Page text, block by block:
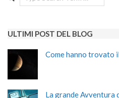
ULTIMI POST DEL BLOG
Come hanno trovato
La grande Avventura